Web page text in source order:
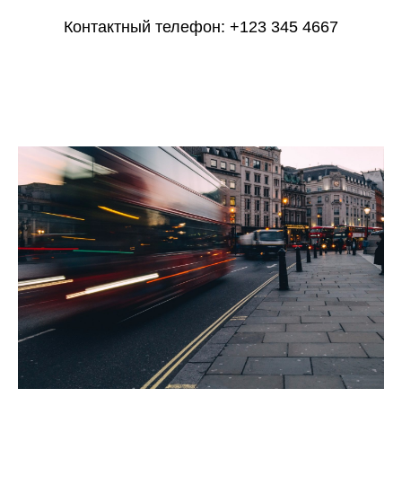
Контактный телефон: +123 345 4667